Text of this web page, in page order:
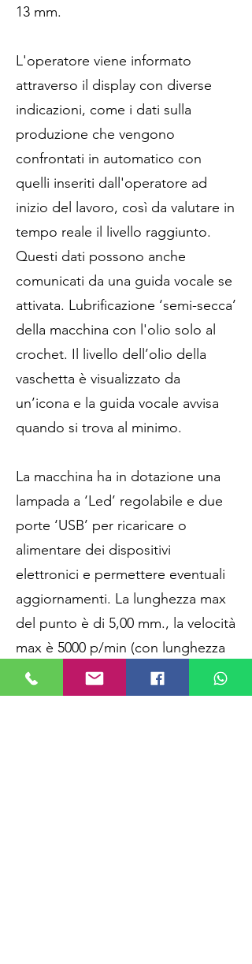
13 mm.
L'operatore viene informato
attraverso il display con diverse
indicazioni, come i dati sulla
produzione che vengono
confrontati in automatico con
quelli inseriti dall'operatore ad
inizio del lavoro, così da valutare in
tempo reale il livello raggiunto.
Questi dati possono anche
comunicati da una guida vocale se
attivata. Lubrificazione ‘semi-secca’
della macchina con l'olio solo al
crochet. Il livello dell’olio della
vaschetta è visualizzato da
un’icona e la guida vocale avvisa
quando si trova al minimo.
La macchina ha in dotazione una
lampada a ‘Led’ regolabile e due
porte ‘USB’ per ricaricare o
alimentare dei dispositivi
elettronici e permettere eventuali
aggiornamenti. La lunghezza max
del punto è di 5,00 mm., la velocità
max è 5000 p/min (con lunghezza
punto superiore a 4.0 mm la
velocità deve essere inferiore a